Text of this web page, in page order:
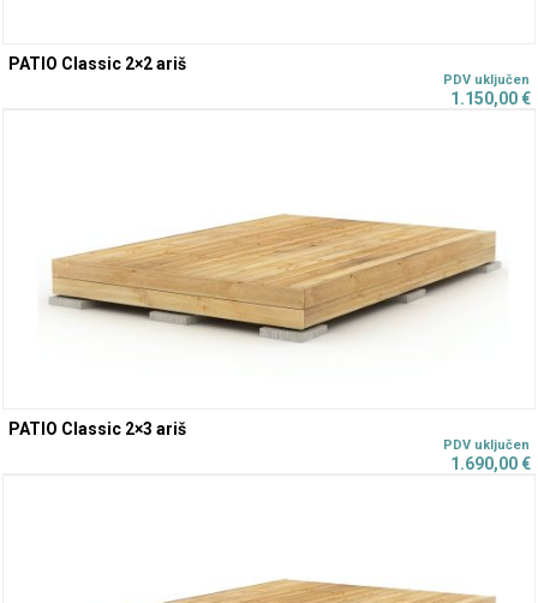
PATIO Classic 2×2 ariš
1.150,00€
PATIO Classic 2×3 ariš
1.690,00€